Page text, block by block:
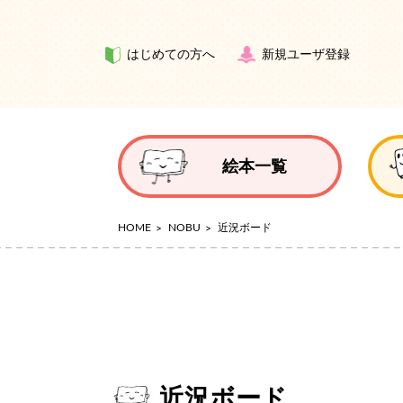
はじめての方へ 新規ユーザ登録
絵本一覧
HOME NOBU 近況ボード